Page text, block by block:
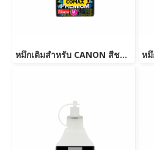
หมึกเติมสำหรับ CANON สีชมพู 100 ml. โคแมกซ์